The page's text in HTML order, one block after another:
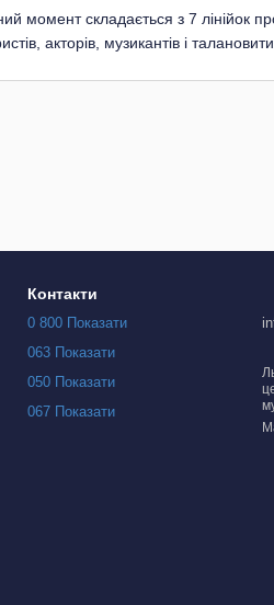
момент складається з 7 лінійок
акторів, музикантів і
Контакти
0 800 Показати
063 Показати
050 Показати
067 Показати